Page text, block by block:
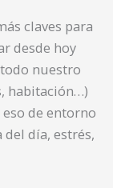
claves para
desde hoy
nuestro
habitación…)
de entorno
día, estrés,